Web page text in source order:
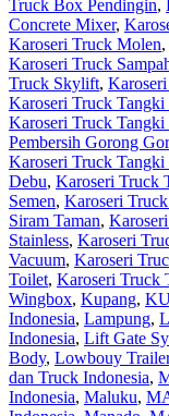
Truck Box Pendingin,
Concrete Mixer,
Karoseri Truck Molen,
Karoseri Truck
Truck Skylift,
Karoseri Truck Tangki
Karoseri Truck Tangki
Pembersih Gorong
Karoseri Truck Tangki
Debu, Karoseri Truck
Semen, Karoseri
Siram Taman,
Stainless, Karoseri
Vacuum, Karoseri
Toilet, Karoseri Truck
Wingbox, Kupang,
Indonesia, Lampung,
Indonesia, Lift Gate
Body, Lowbouy Trailer
dan Truck Indonesia,
Indonesia, Maluku,